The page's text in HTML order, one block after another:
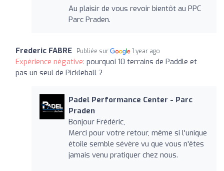
Au plaisir de vous revoir bientôt au PPC
Parc Praden.
Frederic FABRE Publiée sur 1 year ago
Expérience négative: pourquoi 10 terrains de Paddle et
pas un seul de Pickleball ?
Padel Performance Center - Parc
Praden
Bonjour Frédéric,
Merci pour votre retour, même si l'unique
étoile semble sévère vu que vous n'êtes
jamais venu pratiquer chez nous.